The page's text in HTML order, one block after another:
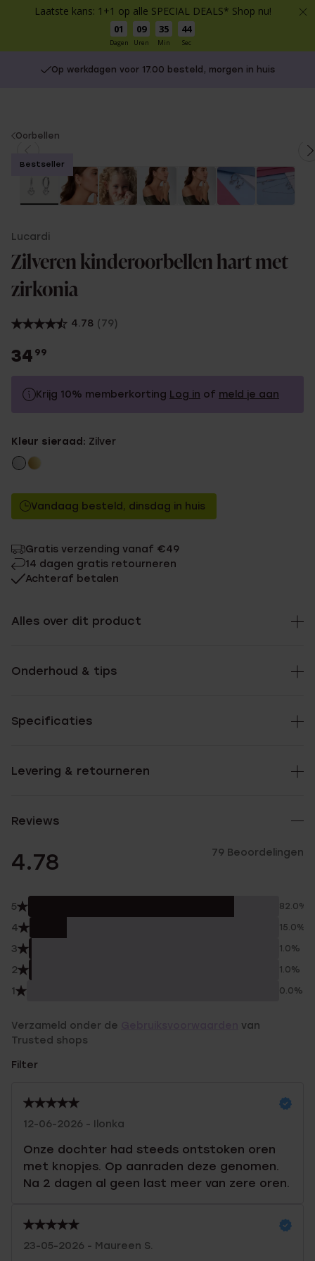
Laatste kans: 1+1 op alle SPECIAL DEALS* Shop nu!
01
Dagen
09
Uren
35
Min
44
Sec
Op werkdagen voor 17.00 besteld, morgen in huis
You
here:
Oorbellen
Bestseller
Lucardi
Zilveren kinderoorbellen hart met
zirkonia
4.78 (79)
34 99
Krijg 10% memberkorting Log in of meld je aan
Zonder memberkorting
Kleur sieraad: Zilver
Vandaag besteld, dinsdag in huis
Gratis verzending vanaf €49
14 dagen gratis retourneren
Achteraf betalen
Alles over dit product
Onderhoud & tips
Specificaties
Levering & retourneren
Reviews
4.78 79 Beoordelingen
5 82.0%
4 15.0%
3 1.0%
2 1.0%
1 0.0%
Verzameld onder de
van
Trusted shops
Filter
12-06-2026 - Ilonka
Onze dochter had steeds ontstoken oren
met knopjes. Op aanraden deze genomen.
Na 2 dagen al geen last meer van zere oren.
23-05-2026 - Maureen S.